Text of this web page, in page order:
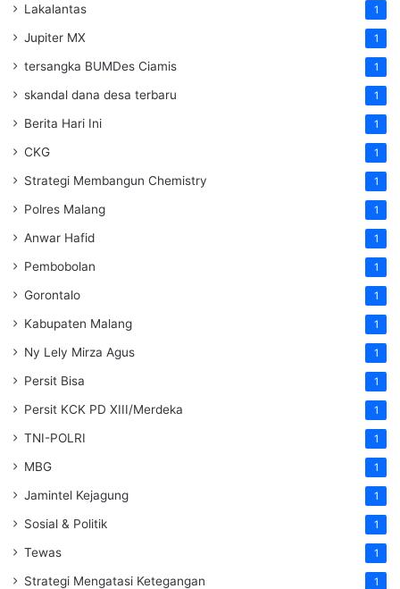
Lakalantas 1
Jupiter MX 1
tersangka BUMDes Ciamis 1
skandal dana desa terbaru 1
Berita Hari Ini 1
CKG 1
Strategi Membangun Chemistry 1
Polres Malang 1
Anwar Hafid 1
Pembobolan 1
Gorontalo 1
Kabupaten Malang 1
Ny Lely Mirza Agus 1
Persit Bisa 1
Persit KCK PD XIII/Merdeka 1
TNI-POLRI 1
MBG 1
Jamintel Kejagung 1
Sosial & Politik 1
Tewas 1
Strategi Mengatasi Ketegangan 1